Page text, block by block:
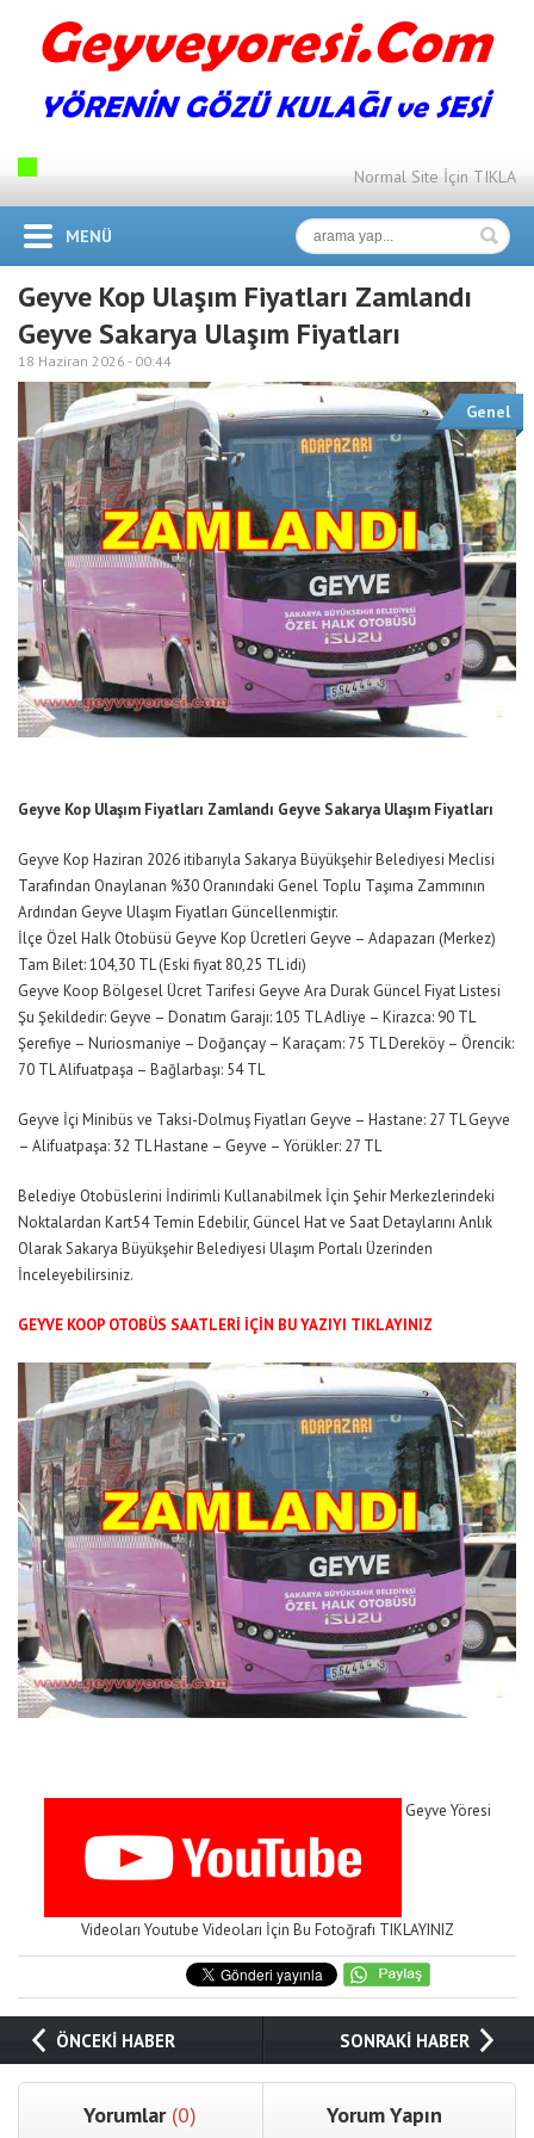
Normal Site İçin TIKLA
MENÜ
Geyve Kop Ulaşım Fiyatları Zamlandı
Geyve Sakarya Ulaşım Fiyatları
18 Haziran 2026 - 00:44
Genel
Geyve Kop Ulaşım Fiyatları Zamlandı Geyve Sakarya Ulaşım Fiyatları
Geyve Kop Haziran 2026 itibarıyla Sakarya Büyükşehir Belediyesi Meclisi
Tarafından Onaylanan %30 Oranındaki Genel Toplu Taşıma Zammının
Ardından Geyve Ulaşım Fiyatları Güncellenmiştir.
İlçe Özel Halk Otobüsü Geyve Kop Ücretleri Geyve – Adapazarı (Merkez)
Tam Bilet: 104,30 TL (Eski fiyat 80,25 TL idi)
Geyve Koop Bölgesel Ücret Tarifesi Geyve Ara Durak Güncel Fiyat Listesi
Şu Şekildedir: Geyve – Donatım Garajı: 105 TL Adliye – Kirazca: 90 TL
Şerefiye – Nuriosmaniye – Doğançay – Karaçam: 75 TL Dereköy – Örencik:
70 TL Alifuatpaşa – Bağlarbaşı: 54 TL
Geyve İçi Minibüs ve Taksi-Dolmuş Fiyatları Geyve – Hastane: 27 TL Geyve
– Alifuatpaşa: 32 TL Hastane – Geyve – Yörükler: 27 TL
Belediye Otobüslerini İndirimli Kullanabilmek İçin Şehir Merkezlerindeki
Noktalardan Kart54 Temin Edebilir, Güncel Hat ve Saat Detaylarını Anlık
Olarak Sakarya Büyükşehir Belediyesi Ulaşım Portalı Üzerinden
İnceleyebilirsiniz.
GEYVE KOOP OTOBÜS SAATLERİ İÇİN BU YAZIYI TIKLAYINIZ
Geyve Yöresi
Videoları Youtube Videoları İçin Bu Fotoğrafı TIKLAYINIZ
ÖNCEKİ HABER SONRAKİ HABER
Yorumlar (0) Yorum Yapın